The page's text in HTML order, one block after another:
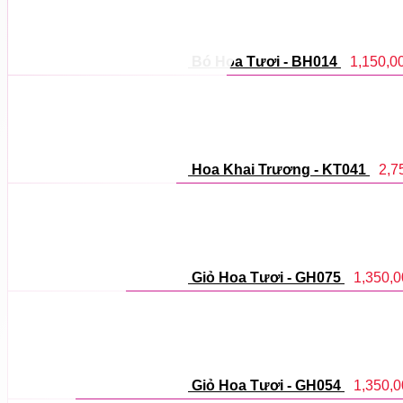
Bó Hoa Tươi - BH014
Hoa Khai Trương - KT041
Giỏ Hoa Tươi - GH075
Giỏ Hoa Tươi - GH054